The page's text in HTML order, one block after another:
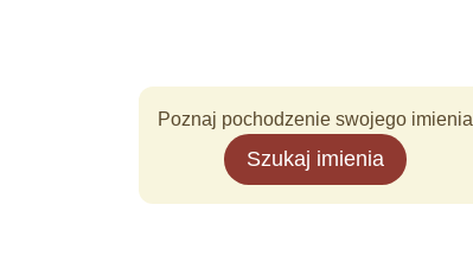
Poznaj pochodzenie swojego imienia
Szukaj imienia